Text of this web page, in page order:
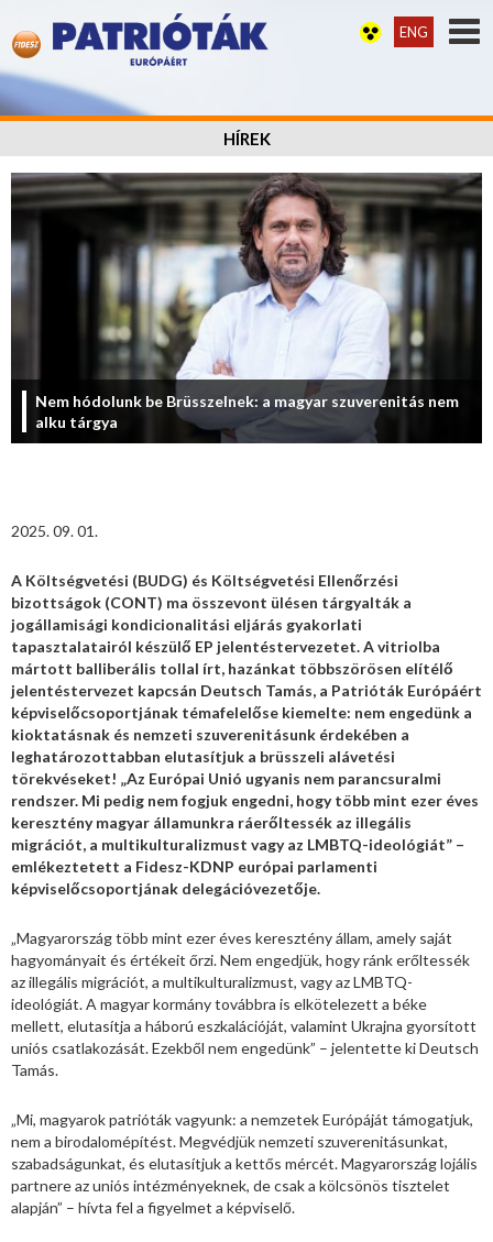
ENG
HÍREK
Nem hódolunk be Brüsszelnek: a magyar szuverenitás nem
alku tárgya
2025. 09. 01.
A Költségvetési (BUDG) és Költségvetési Ellenőrzési
bizottságok (CONT) ma összevont ülésen tárgyalták a
jogállamisági kondicionalitási eljárás gyakorlati
tapasztalatairól készülő EP jelentéstervezetet. A vitriolba
mártott balliberális tollal írt, hazánkat többszörösen elítélő
jelentéstervezet kapcsán Deutsch Tamás, a Patrióták Európáért
képviselőcsoportjának témafelelőse kiemelte: nem engedünk a
kioktatásnak és nemzeti szuverenitásunk érdekében a
leghatározottabban elutasítjuk a brüsszeli alávetési
törekvéseket! „Az Európai Unió ugyanis nem parancsuralmi
rendszer. Mi pedig nem fogjuk engedni, hogy több mint ezer éves
keresztény magyar államunkra ráerőltessék az illegális
migrációt, a multikulturalizmust vagy az LMBTQ-ideológiát” –
emlékeztetett a Fidesz-KDNP európai parlamenti
képviselőcsoportjának delegációvezetője.
„Magyarország több mint ezer éves keresztény állam, amely saját
hagyományait és értékeit őrzi. Nem engedjük, hogy ránk erőltessék
az illegális migrációt, a multikulturalizmust, vagy az LMBTQ-
ideológiát. A magyar kormány továbbra is elkötelezett a béke
mellett, elutasítja a háború eszkalációját, valamint Ukrajna gyorsított
uniós csatlakozását. Ezekből nem engedünk” – jelentette ki Deutsch
Tamás.
„Mi, magyarok patrióták vagyunk: a nemzetek Európáját támogatjuk,
nem a birodalomépítést. Megvédjük nemzeti szuverenitásunkat,
szabadságunkat, és elutasítjuk a kettős mércét. Magyarország lojális
partnere az uniós intézményeknek, de csak a kölcsönös tisztelet
alapján” – hívta fel a figyelmet a képviselő.